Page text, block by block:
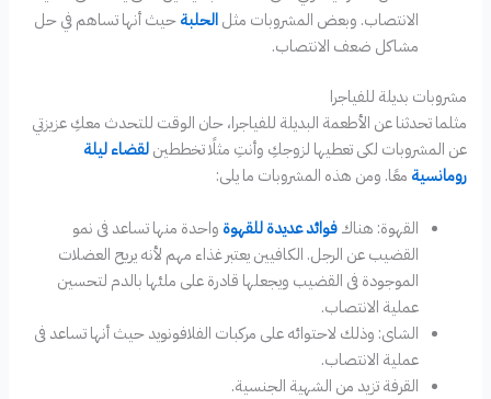
الانتصاب. وبعض المشروبات مثلالحلبةحيث أنها تساهم في حل
مشاكل ضعف الانتصاب.
مشروبات بديلة للفياجرا
مثلما تحدثنا عن الأطعمة البديلة للفياجرا، حان الوقت للتحدث معكِ عزيزتي
عن المشروبات لكى تعطيها لزوجكِ وأنتِ مثلًا تخططينلقضاء ليلة
رومانسية معًا. ومن هذه المشروبات ما يلى:
القهوة: هناكفوائد عديدة للقهوة واحدة منها تساعد فى نمو
القضيب عن الرجل. الكافيين يعتبر غذاء مهم لأنه يريح العضلات
الموجودة فى القضيب ويجعلها قادرة على ملئها بالدم لتحسين
عملية الانتصاب.
الشاى: وذلك لاحتوائه على مركبات الفلافونويد حيث أنها تساعد فى
عملية الانتصاب.
القرفة تزيد من الشهية الجنسية.